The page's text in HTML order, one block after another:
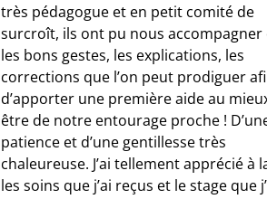
très pédagogue et en petit comité de
surcroît, ils ont pu nous accompagner
les bons gestes, les explications, les
corrections que l’on peut prodiguer
d’apporter une première aide au
être de notre entourage proche !
patience et d’une gentillesse très
chaleureuse. J’ai tellement apprécié à
les soins que j’ai reçus et le stage que